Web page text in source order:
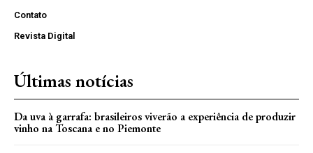
Contato
Revista Digital
Últimas notícias
Da uva à garrafa: brasileiros viverão a experiência de produzir
vinho na Toscana e no Piemonte